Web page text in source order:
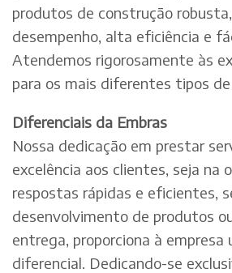
produtos de construção
desempenho, alta eficiência e
Atendemos rigorosamente às
para os mais diferentes tipos de
Diferenciais da Embras
Nossa dedicação em prestar
excelência aos clientes, seja na
respostas rápidas e eficientes,
desenvolvimento de produtos
entrega, proporciona à empresa
diferencial. Dedicando-se